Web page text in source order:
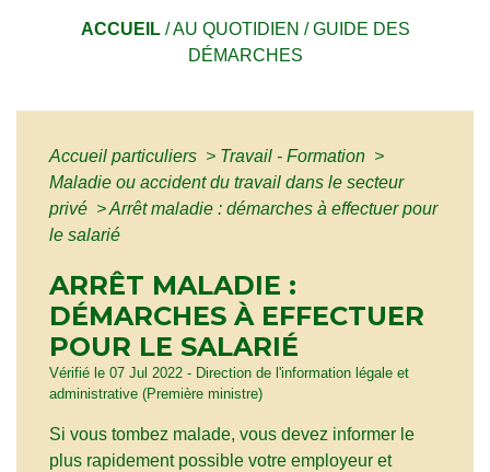
ACCUEIL/AU QUOTIDIEN /GUIDE DES
DÉMARCHES
Accueil particuliers > Travail - Formation >
Maladie ou accident du travail dans le secteur
privé >Arrêt maladie : démarches à effectuer pour
le salarié
ARRÊT MALADIE :
DÉMARCHES À EFFECTUER
POUR LE SALARIÉ
Vérifié le 07 Jul 2022 - Direction de l'information légale et
administrative (Première ministre)
Si vous tombez malade, vous devez informer le
plus rapidement possible votre employeur et